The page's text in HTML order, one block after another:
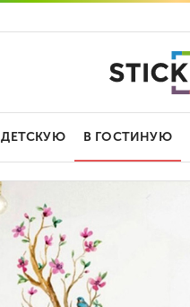
ДЕТСКУЮ В ГОСТИНУЮ